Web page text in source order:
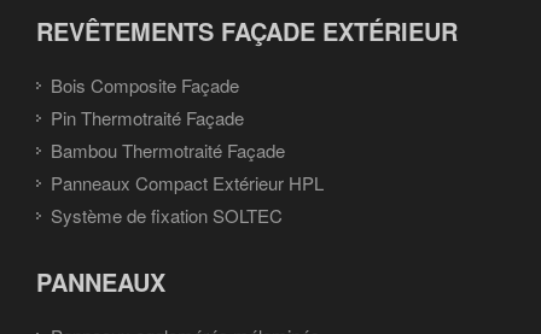
REVÊTEMENTS FAÇADE EXTÉRIEUR
Bois Composite Façade
Pin Thermotraité Façade
Bambou Thermotraité Façade
Panneaux Compact Extérieur HPL
Système de fixation SOLTEC
PANNEAUX